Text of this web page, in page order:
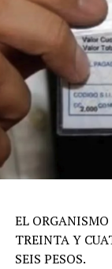
EL
TREINTA Y
SEIS PESOS.